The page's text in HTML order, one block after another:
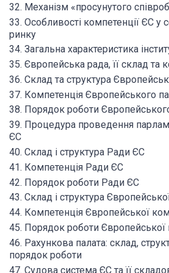
32. Механізм «просунутого
33. Особливості компетенції ЄС у
ринку
34. Загальна характеристика
35. Європейська рада, її склад та
36. Склад та структура
37. Компетенція Європейського
38. Порядок роботи
39. Процедура проведення
ЄС
40. Склад і структура Ради ЄС
41. Компетенція Ради ЄС
42. Порядок роботи Ради ЄС
43. Склад і структура
44. Компетенція Європейської
45. Порядок роботи Європейської
46. Рахункова палата: склад,
порядок роботи
47. Судова система ЄС та її